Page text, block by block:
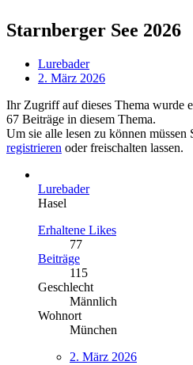
Starnberger See 2026
Lurebader
2. März 2026
Ihr Zugriff auf dieses Thema wurde
67 Beiträge in diesem Thema.
Um sie alle lesen zu können müssen
registrieren oder freischalten lassen.
Lurebader
Hasel
Erhaltene Likes
77
Beiträge
115
Geschlecht
Männlich
Wohnort
München
2. März 2026